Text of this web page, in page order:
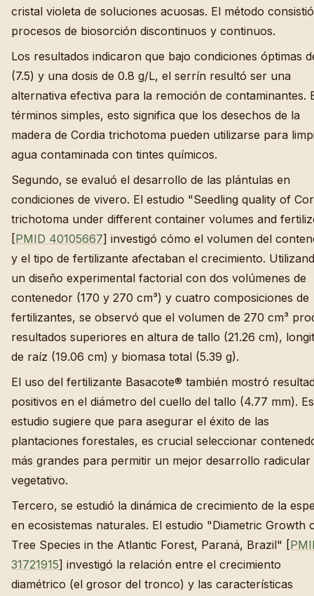
cristal violeta de soluciones acuosas. El método
procesos de biosorción discontinuos y continuos.
Los resultados indicaron que bajo condiciones óptimas
(7.5) y una dosis de 0.8 g/L, el serrín resultó ser una
alternativa efectiva para la remoción de contaminantes.
términos simples, esto significa que los desechos de la
madera de Cordia trichotoma pueden utilizarse para
agua contaminada con tintes químicos.
Segundo, se evaluó el desarrollo de las plántulas en
condiciones de vivero. El estudio "Seedling quality of
trichotoma under different container volumes and
[PMID 40105667] investigó cómo el volumen del
y el tipo de fertilizante afectaban el crecimiento.
un diseño experimental factorial con dos volúmenes de
contenedor (170 y 270 cm³) y cuatro composiciones de
fertilizantes, se observó que el volumen de 270 cm³
resultados superiores en altura de tallo (21.26 cm),
de raíz (19.06 cm) y biomasa total (5.39 g).
El uso del fertilizante Basacote® también mostró
positivos en el diámetro del cuello del tallo (4.77 mm).
estudio sugiere que para asegurar el éxito de las
plantaciones forestales, es crucial seleccionar
más grandes para permitir un mejor desarrollo radicular
vegetativo.
Tercero, se estudió la dinámica de crecimiento de la
en ecosistemas naturales. El estudio "Diametric Growth
Tree Species in the Atlantic Forest, Paraná, Brazil" [
31721915] investigó la relación entre el crecimiento
diamétrico (el grosor del tronco) y las características